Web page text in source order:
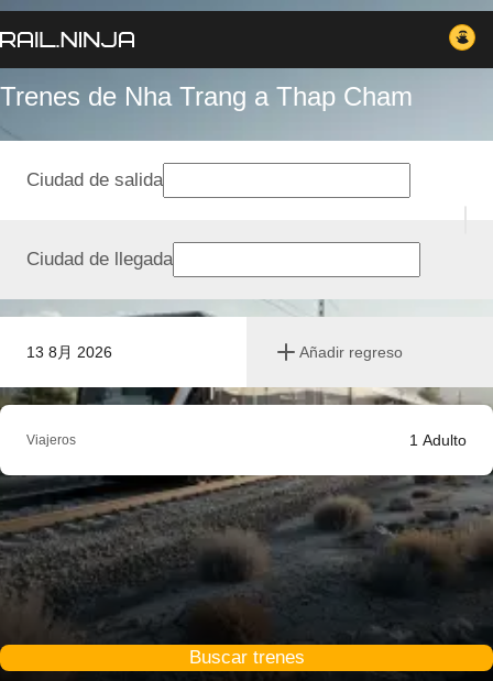
Trenes de Nha Trang a Thap Cham
13 8月 2026 Añadir regreso
Ciudad de salida
Ciudad de llegada
Viajeros 1 Adulto
Buscar trenes